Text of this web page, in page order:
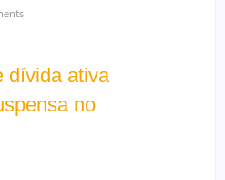
dívida ativa
no